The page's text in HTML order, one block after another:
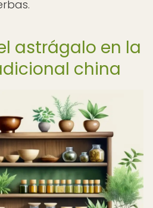
astrágalo en la
china